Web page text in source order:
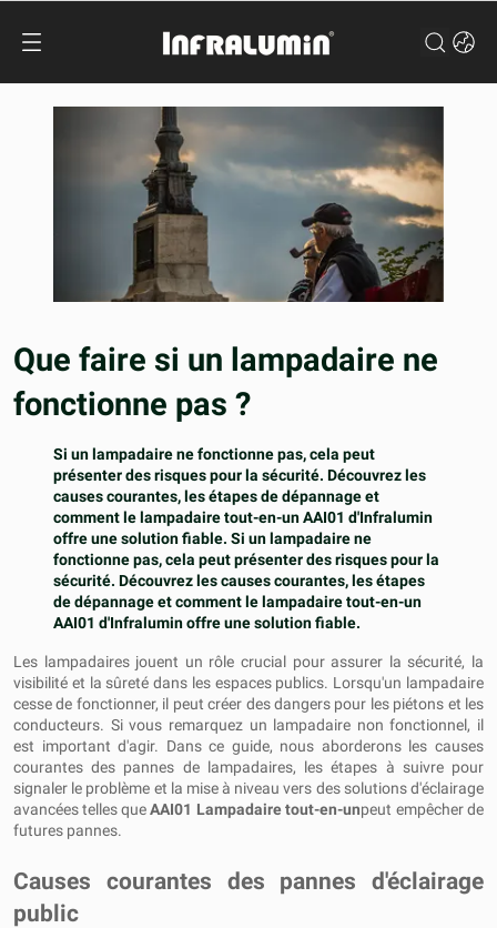
Que faire si un lampadaire ne
fonctionne pas ?
Si un lampadaire ne fonctionne pas, cela peut
présenter des risques pour la sécurité. Découvrez les
causes courantes, les étapes de dépannage et
comment le lampadaire tout-en-un AAI01 d'Infralumin
offre une solution fiable. Si un lampadaire ne
fonctionne pas, cela peut présenter des risques pour la
sécurité. Découvrez les causes courantes, les étapes
de dépannage et comment le lampadaire tout-en-un
AAI01 d'Infralumin offre une solution fiable.
Les lampadaires jouent un rôle crucial pour assurer la sécurité, la
visibilité et la sûreté dans les espaces publics. Lorsqu'un lampadaire
cesse de fonctionner, il peut créer des dangers pour les piétons et les
conducteurs. Si vous remarquez un lampadaire non fonctionnel, il
est important d'agir. Dans ce guide, nous aborderons les causes
courantes des pannes de lampadaires, les étapes à suivre pour
signaler le problème et la mise à niveau vers des solutions d'éclairage
avancées telles queAAI01 Lampadaire tout-en-unpeut empêcher de
futures pannes.
Causes courantes des pannes d'éclairage
public